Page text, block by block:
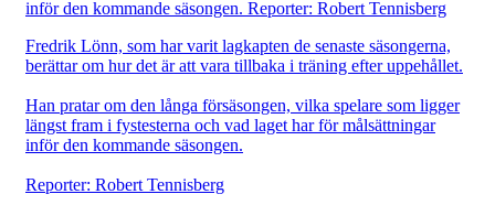
Fredrik Lönn, som har varit lagkapten de senaste säsongerna,
berättar om hur det är att vara tillbaka i träning efter uppehållet.
Han pratar om den långa försäsongen, vilka spelare som ligger
längst fram i fystesterna och vad laget har för målsättningar
inför den kommande säsongen.
Reporter: Robert Tennisberg